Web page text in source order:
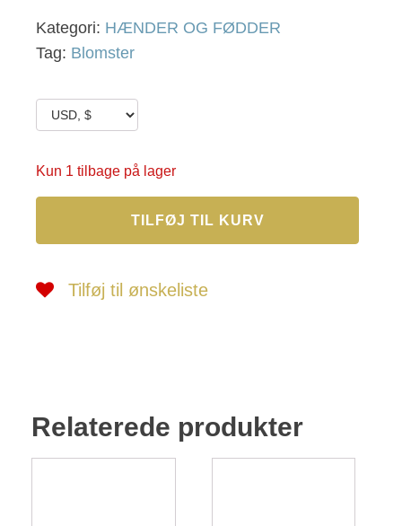
Kategori: HÆNDER OG FØDDER
Tag: Blomster
Kun 1 tilbage på lager
antal
TILFØJ TIL KURV
Tilføj til ønskeliste
Relaterede produkter